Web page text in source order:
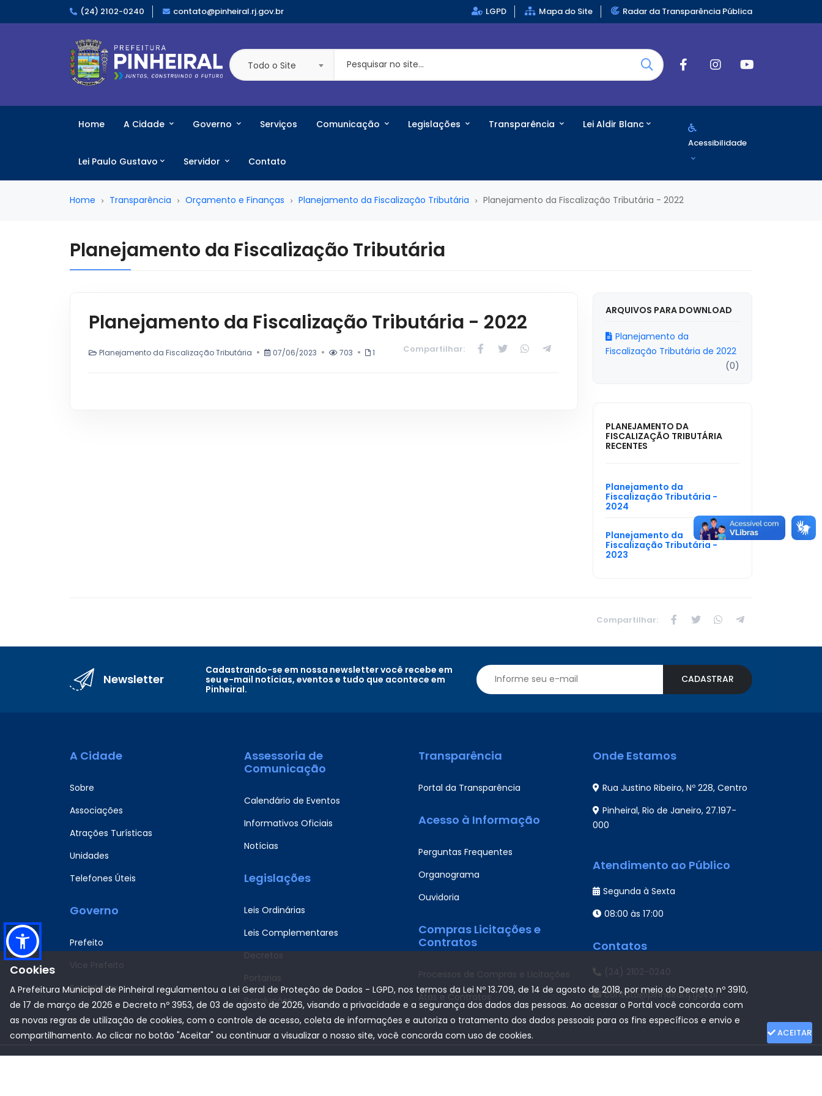
(24) 2102-0240 contato@pinheiral.rj.gov.br LGPD Mapa do Site Radar da Transparência Pública
Todo o Site
Home A Cidade Governo Serviços Comunicação Legislações Transparência Lei Aldir Blanc
Lei Paulo Gustavo Servidor Contato
Acessibilidade
Home Transparência Orçamento e Finanças Planejamento da Fiscalização Tributária Planejamento da Fiscalização Tributária - 2022
Planejamento da Fiscalização Tributária
Planejamento da Fiscalização Tributária - 2022
Planejamento da Fiscalização Tributária 07/06/2023 703 1 Compartilhar:
ARQUIVOS PARA DOWNLOAD
Planejamento da
Fiscalização Tributária de 2022
(0)
PLANEJAMENTO DA
FISCALIZAÇÃO TRIBUTÁRIA
RECENTES
Planejamento da
Fiscalização Tributária -
2024
Planejamento da
Fiscalização Tributária -
2023
Compartilhar:
Newsletter
Cadastrando-se em nossa newsletter você recebe em
seu e-mail notícias, eventos e tudo que acontece em
Pinheiral.
CADASTRAR
A Cidade
Sobre
Associações
Atrações Turísticas
Unidades
Telefones Úteis
Governo
Prefeito
Vice Prefeito
Secretarias
Assessoria de
Comunicação
Calendário de Eventos
Informativos Oficiais
Notícias
Legislações
Leis Ordinárias
Leis Complementares
Decretos
Portarias
Resoluções
Transparência
Portal da Transparência
Acesso à Informação
Perguntas Frequentes
Organograma
Ouvidoria
Compras Licitações e
Contratos
Processos de Compras e Licitações
Atas e Contratos
Onde Estamos
Rua Justino Ribeiro, Nº 228, Centro
Pinheiral, Rio de Janeiro, 27.197-
000
Atendimento ao Público
Segunda à Sexta
08:00 às 17:00
Contatos
(24) 2102-0240
contato@pinheiral.rj.gov.br
Cookies
A Prefeitura Municipal de Pinheiral regulamentou a Lei Geral de Proteção de Dados - LGPD, nos termos da Lei Nº 13.709, de 14 de agosto de 2018, por meio do Decreto nº 3910,
de 17 de março de 2026 e Decreto nº 3953, de 03 de agosto de 2026, visando a privacidade e a segurança dos dados das pessoas. Ao acessar o Portal você concorda com
as novas regras de utilização de cookies, com o controle de acesso, coleta de informações e autoriza o tratamento dos dados pessoais para os fins específicos e envio e
compartilhamento. Ao clicar no botão "Aceitar" ou continuar a visualizar o nosso site, você concorda com uso de cookies.
ACEITAR